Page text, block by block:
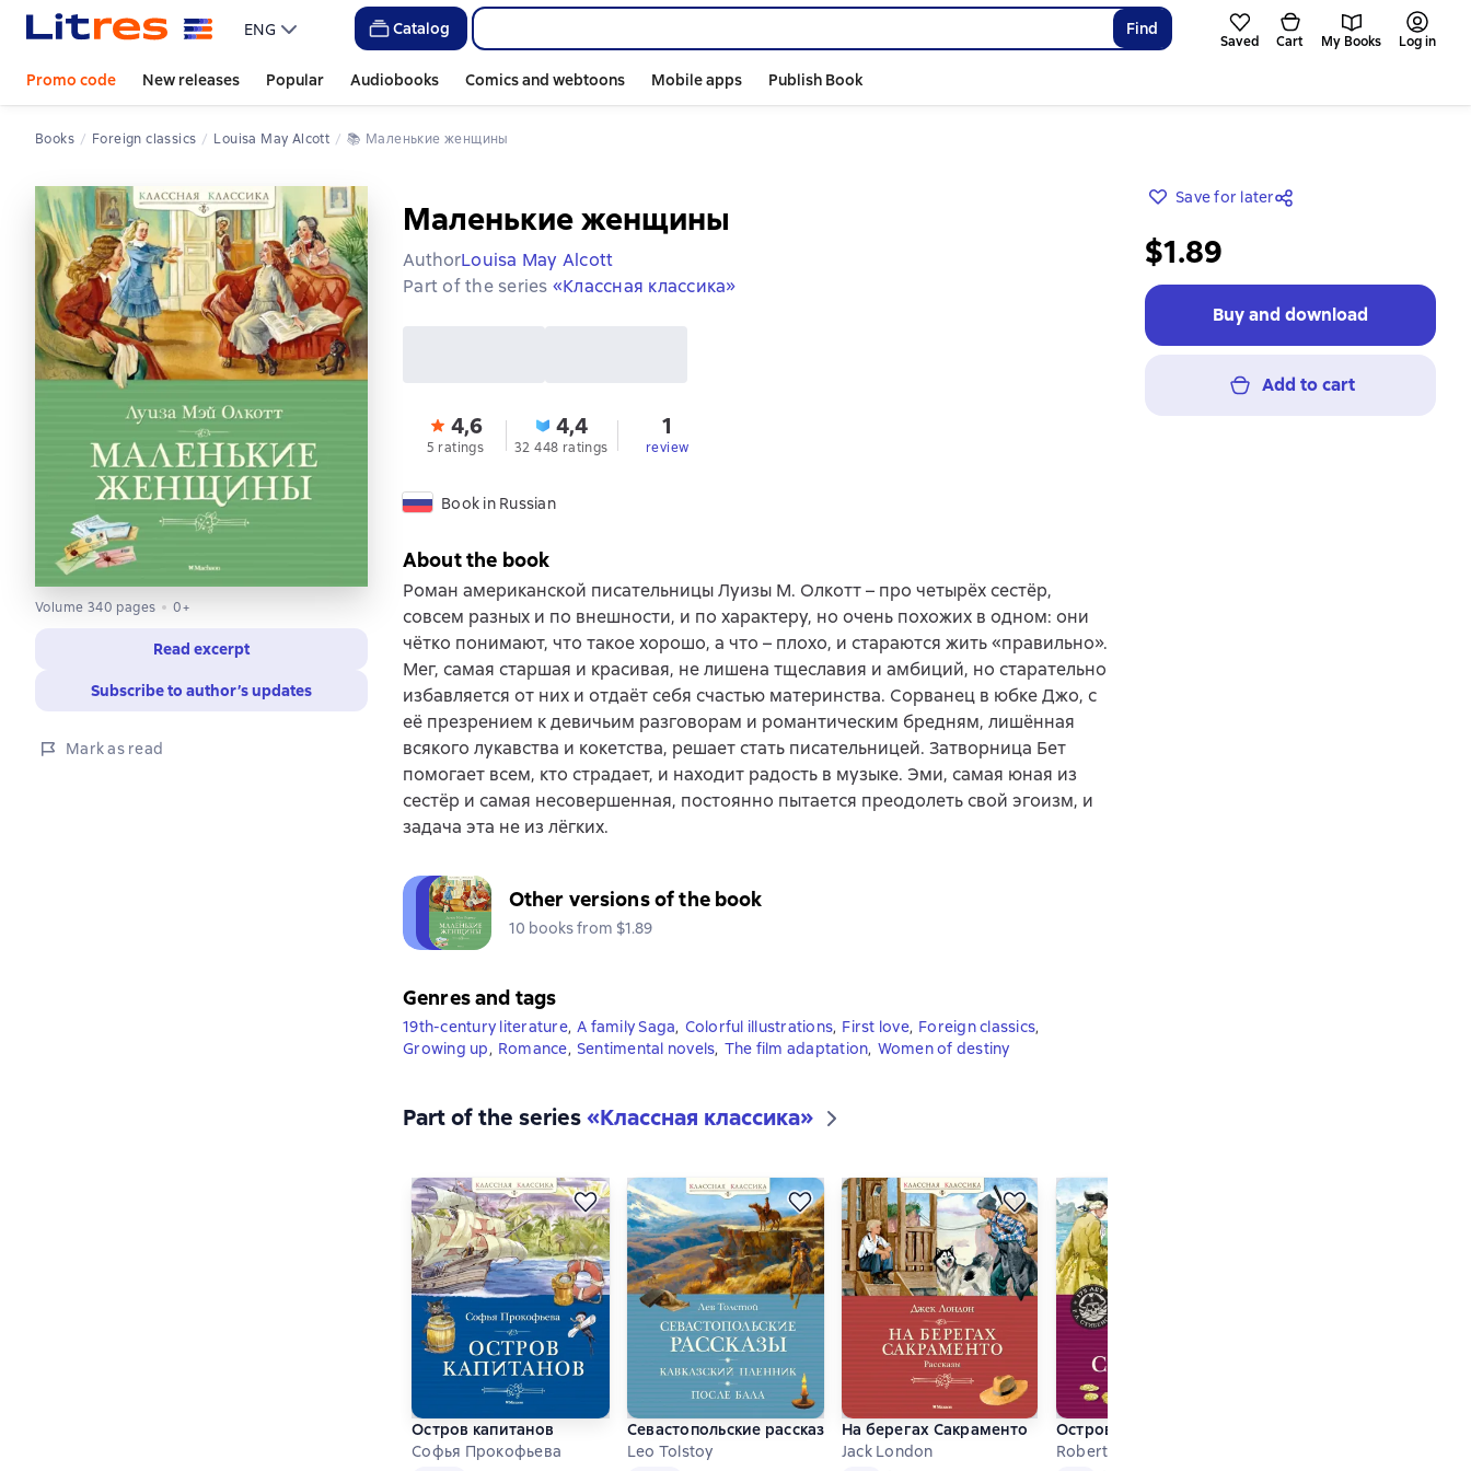
ENG Catalog Find
Saved Cart My Books Log in
Promo code New releases Popular Audiobooks Comics and webtoons Mobile apps Publish Book
Books Foreign classics Louisa May Alcott 📚 Маленькие женщины
Volume 340 pages 0+
Read excerpt
Subscribe to author’s updates
Mark as read
Маленькие женщины
AuthorLouisa May Alcott
Part of the series «Классная классика»
4,6
5 ratings
4,4
32 448 ratings
1
review
Book in Russian
Save for later
$1.89
Buy and download
Add to cart
About the book
Роман американской писательницы Луизы М. Олкотт – про четырёх сестёр,
совсем разных и по внешности, и по характеру, но очень похожих в одном: они
чётко понимают, что такое хорошо, а что – плохо, и стараются жить «правильно».
Мег, самая старшая и красивая, не лишена тщеславия и амбиций, но старательно
избавляется от них и отдаёт себя счастью материнства. Сорванец в юбке Джо, с
её презрением к девичьим разговорам и романтическим бредням, лишённая
всякого лукавства и кокетства, решает стать писательницей. Затворница Бет
помогает всем, кто страдает, и находит радость в музыке. Эми, самая юная из
сестёр и самая несовершенная, постоянно пытается преодолеть свой эгоизм, и
задача эта не из лёгких.
Other versions of the book
10 books from $1.89
Genres and tags
19th-century literature, A family Saga, Colorful illustrations, First love, Foreign classics,
Growing up, Romance, Sentimental novels, The film adaptation, Women of destiny
Part of the series«Классная классика»
Остров капитанов
Софья Прокофьева
Севастопольские рассказы. Кавказский пленник. После бала
Leo Tolstoy
На берегах Сакраменто
Jack London
Остров Сокровищ
Robert Louis Stevenson